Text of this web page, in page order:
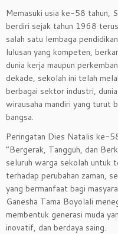
Memasuki usia ke-58 tahun,
berdiri sejak tahun 1968
salah satu lembaga
lulusan yang kompeten,
dunia kerja maupun
dekade, sekolah ini telah
berbagai sektor industri,
wirausaha mandiri yang turut
bangsa.
Peringatan Dies Natalis ke-
“Bergerak, Tangguh, dan
seluruh warga sekolah untuk
terhadap perubahan zaman,
yang bermanfaat bagi
Ganesha Tama Boyolali
membentuk generasi muda
inovatif, dan berdaya saing.